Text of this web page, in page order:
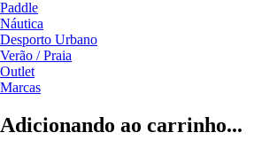
Paddle
Náutica
Desporto Urbano
Verão / Praia
Outlet
Marcas
Adicionando ao carrinho...